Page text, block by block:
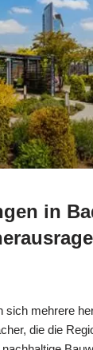
in
sich mehrere
die die